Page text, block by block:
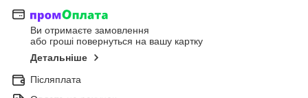
Ви отримаєте замовлення
або гроші повернуться на вашу картку
Детальніше
Післяплата